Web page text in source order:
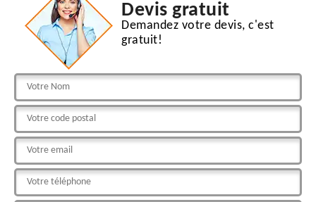
Devis gratuit
Demandez votre devis, c'est
gratuit!